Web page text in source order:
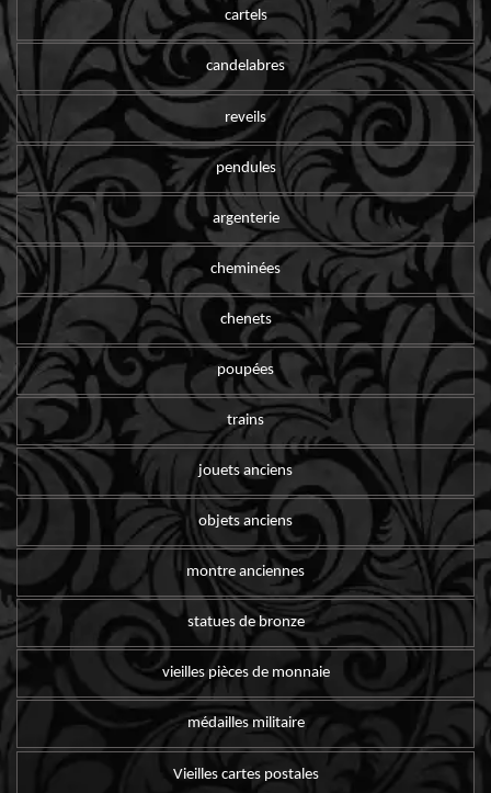
cartels
candelabres
reveils
pendules
argenterie
cheminées
chenets
poupées
trains
jouets anciens
objets anciens
montre anciennes
statues de bronze
vieilles pièces de monnaie
médailles militaire
Vieilles cartes postales